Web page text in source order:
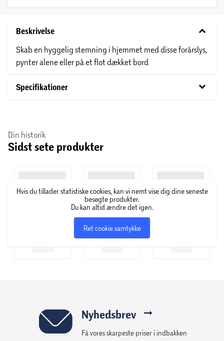
Beskrivelse keyboard_arrow_down
Skab en hyggelig stemning i hjemmet med disse forårslys,
pynter alene eller på et flot dækket bord
Specifikationer keyboard_arrow_down
Din historik
Sidst sete produkter
Hvis du tillader statistiske cookies, kan vi nemt vise dig dine seneste
besøgte produkter.
Du kan altid ændre det igen.
Ret cookie samtykke
Nyhedsbrev
Få vores skarpeste priser i indbakken